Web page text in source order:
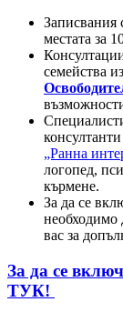
Записвания
местата за
семейства
„Ранна
логопед,
кърмене.
За да се
необходимо
вас за
За да се
ТУК!